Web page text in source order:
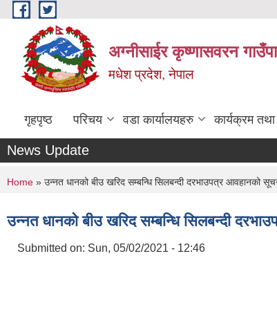
Skip to main content
अग्नीसाईर कृष्णासवरन
मधेश प्रदेश, नेपाल
गृहपृष्ठ परिचय वडा कार्यालयहरु कार्यक्रम तथा
News Update
You are here
Home » उन्नत धानको बीउ खरिद सम्बन्धि सिलबन्दी दरभाउपत्र आवहानको
उन्नत धानको बीउ खरिद सम्बन्धि सिलबन्दी
Submitted on: Sun, 05/02/2021 - 12:46